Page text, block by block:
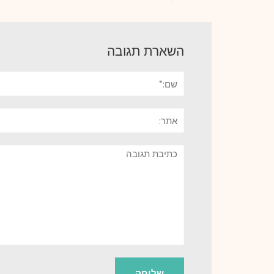
השארת תגובה
תגובה